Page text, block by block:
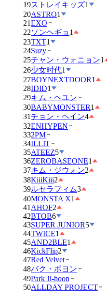
19ストレイキッズ1
20ASTRO1
21EXO
22ソンヘギョ 1
23TXT1
24Suzy
25チャン・ウォニョン1
26少女时代1
27BOYNEXTDOOR1
28IDID1
29キム・ヘユン
30BABYMONSTER1
31チョン・ヘイン4
32ENHYPEN
332PM
34ILLIT
35ATEEZ5
36ZEROBASEONE1
37キム・ジウォン2
38KiiiKiii2
39ルセラフィム3
40MONSTA X1
41 AHOF2
42BTOB6
43SUPER JUNIOR5
44TWICE1
45AND2BLE1
46KickFlip2
47Red Velvet
48パク・ボヨン
49Park Ji-hoon
50ALLDAY PROJECT